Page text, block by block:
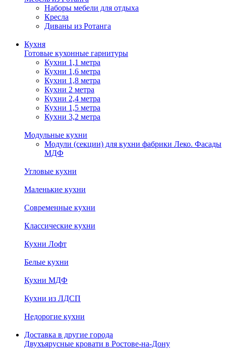
Наборы мебели для отдыха
Кресла
Диваны из Ротанга
Кухня
Готовые кухонные гарнитуры
Кухни 1,1 метра
Кухни 1,6 метра
Кухни 1,8 метра
Кухни 2 метра
Кухни 2,4 метра
Кухни 1,5 метра
Кухни 3,2 метра
Модульные кухни
Модули (секции) для кухни фабрики Леко. Фасады
МДФ
Угловые кухни
Маленькие кухни
Современные кухни
Классические кухни
Кухни Лофт
Белые кухни
Кухни МДФ
Кухни из ЛДСП
Недорогие кухни
Доставка в другие города
Двухъярусные кровати в Ростове-на-Дону